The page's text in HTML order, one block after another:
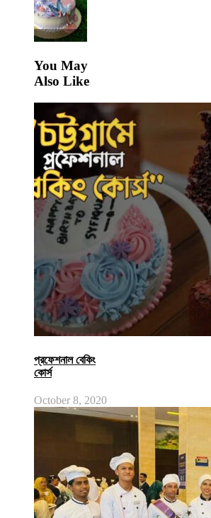
You May
Also Like
প্রফেশনাল বেকিং
কোর্স
October 8, 2020